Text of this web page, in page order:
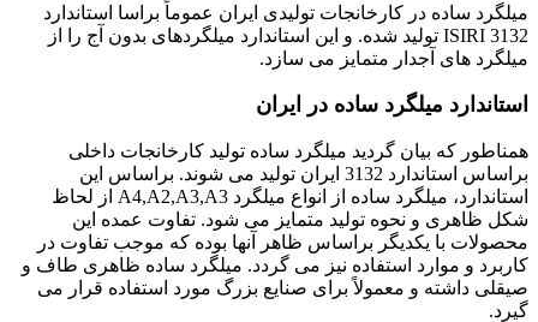
میلگرد ساده در کارخانجات تولیدی ایران عموماً براسا استاندارد
ISIRI 3132 تولید شده. و این استاندارد میلگردهای بدون آج را از
میلگرد های آجدار متمایز می سازد.
استاندارد میلگرد ساده در ایران
همناطور که بیان گردید میلگرد ساده تولید کارخانجات داخلی
براساس استاندارد 3132 ایران تولید می شوند. براساس این
استاندارد، میلگرد ساده از انواع میلگرد A4,A2,A3,A3 از لحاظ
شکل ظاهری و نحوه تولید متمایز می شود. تفاوت عمده این
محصولات با یکدیگر براساس ظاهر آنها بوده که موجب تفاوت در
کاربرد و موارد استفاده نیز می گردد. میلگرد ساده ظاهری طاف و
صیقلی داشته و معمولاً برای صنایع بزرگ مورد استفاده قرار می
گیرد.